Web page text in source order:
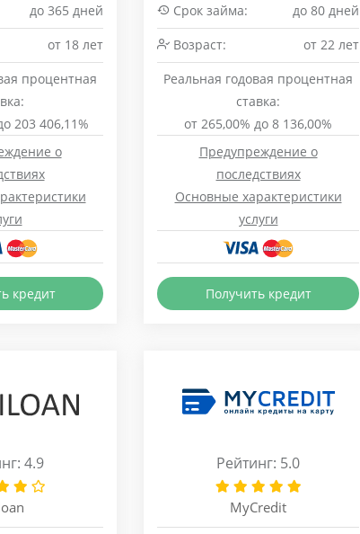
до 365 дней
от 18 лет
процентная
203 406,11%
о
кредит
Срок займа:
до 80 дней
Возраст:
от 22 лет
Реальная годовая процентная
ставка:
от 265,00% до 8 136,00%
Предупреждение о
последствиях
Основные характеристики
услуги
Получить кредит
4.9 Рейтинг: 5.0
MyCredit